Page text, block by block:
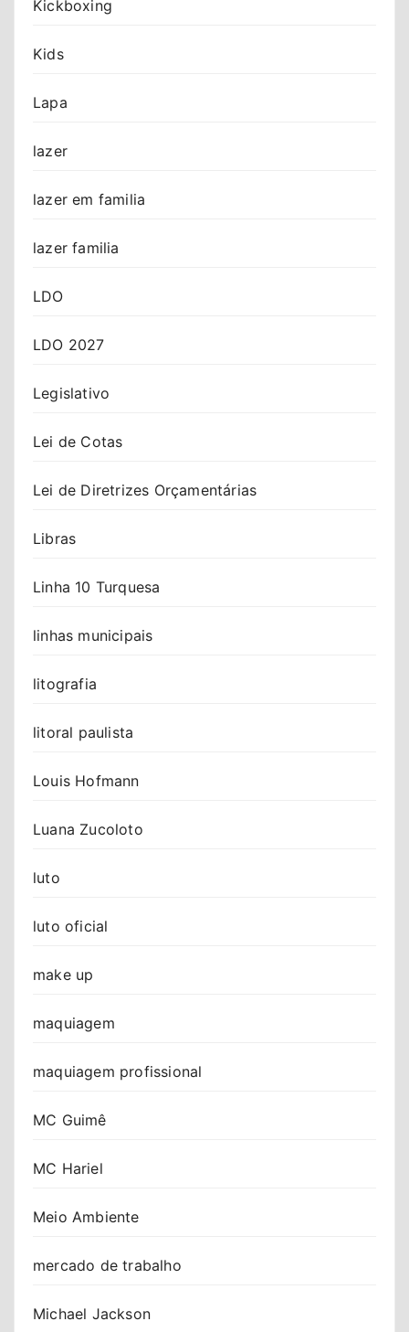
Kickboxing
Kids
Lapa
lazer
lazer em familia
lazer familia
LDO
LDO 2027
Legislativo
Lei de Cotas
Lei de Diretrizes Orçamentárias
Libras
Linha 10 Turquesa
linhas municipais
litografia
litoral paulista
Louis Hofmann
Luana Zucoloto
luto
luto oficial
make up
maquiagem
maquiagem profissional
MC Guimê
MC Hariel
Meio Ambiente
mercado de trabalho
Michael Jackson